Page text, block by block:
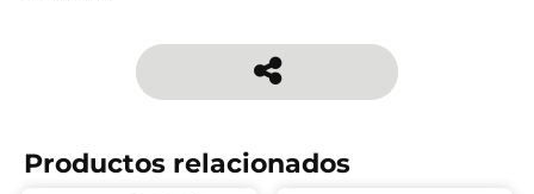
Productos relacionados